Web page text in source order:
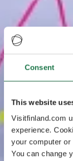
Consent
This website
Visitfinland.com
experience.
your computer or
You can change